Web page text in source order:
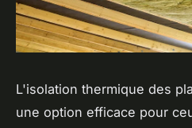
L'isolation thermique des
une option efficace pour